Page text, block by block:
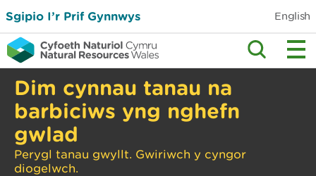
Sgipio I’r Prif Gynnwys English
Dim cynnau tanau na
barbiciws yng nghefn
gwlad
Perygl tanau gwyllt. Gwiriwch y cyngor
diogelwch.